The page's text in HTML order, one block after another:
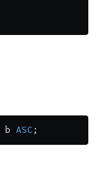
b ASC ;